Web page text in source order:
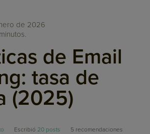
de 2026
de Email
tasa de
(2025)
Escribió20 posts 5 recomendaciones